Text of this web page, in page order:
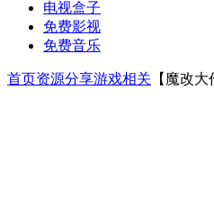
电视盒子
免费影视
免费音乐
首页资源分享游戏相关 【魔改